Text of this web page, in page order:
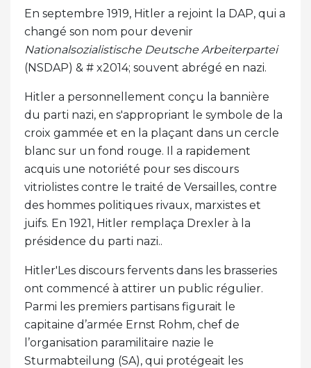
En septembre 1919, Hitler a rejoint la DAP, qui a
changé son nom pour devenir
Nationalsozialistische Deutsche Arbeiterpartei
(NSDAP) & # x2014; souvent abrégé en nazi.
Hitler a personnellement conçu la bannière
du parti nazi, en s'appropriant le symbole de la
croix gammée et en la plaçant dans un cercle
blanc sur un fond rouge. Il a rapidement
acquis une notoriété pour ses discours
vitriolistes contre le traité de Versailles, contre
des hommes politiques rivaux, marxistes et
juifs. En 1921, Hitler remplaça Drexler à la
présidence du parti nazi..
Hitler'Les discours fervents dans les brasseries
ont commencé à attirer un public régulier.
Parmi les premiers partisans figurait le
capitaine d’armée Ernst Rohm, chef de
l’organisation paramilitaire nazie le
Sturmabteilung (SA), qui protégeait les